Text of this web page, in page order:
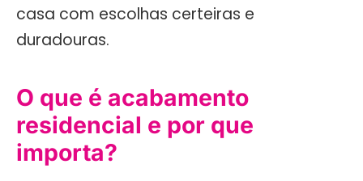
casa com escolhas certeiras e
duradouras.
O que é acabamento
residencial e por que
importa?